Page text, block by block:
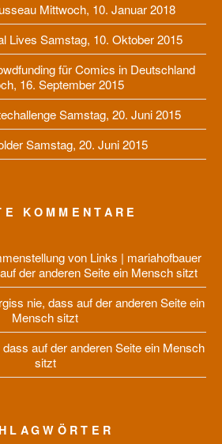
Mittwoch, 10. Januar 2018
Lives Samstag, 10. Oktober 2015
für Comics in Deutschland
16. September 2015
Samstag, 20. Juni 2015
Samstag, 20. Juni 2015
KOMMENTARE
von Links | mariahofbauer
der anderen Seite ein Mensch sitzt
nie, dass auf der anderen Seite ein
Mensch sitzt
auf der anderen Seite ein Mensch
sitzt